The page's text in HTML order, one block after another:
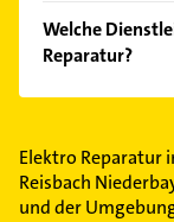
Welche
Reparatur?
Folgende
und Elektro.
Elektro Reparatur
Reisbach
und der